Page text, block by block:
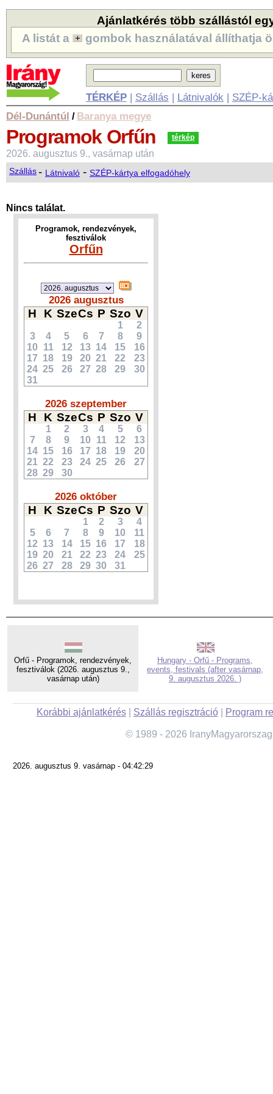
Ajánlatkérés több szállástól
A listát a
gombok használatával állíthatja
TÉRKÉP| Szállás | Látnivalók | SZÉP-
Dél-Dunántúl / Baranya megye
Programok Orfűn térkép
2026. augusztus 9., vasárnap után
Szállás- Látnivaló - SZÉP-kártya elfogadóhely
Nincs találat.
Programok, rendezvények,
fesztiválok
Orfűn
2026 augusztus
H K SzeCs P Szo V
1
2
3
4 5 6 7 8
9
10
11 12 13 14 15
16
17 18 19 20 21 22
23
24 25 26 27 28 29
30
31
2026 szeptember
H K SzeCs P Szo V
1 2 3 4 5
6
7
8 9 10 11 12
13
14 15 16 17 18 19
20
21 22 23 24 25 26
27
28 29 30
2026 október
H K SzeCs P Szo V
1 2 3
4
5
6 7 8 9 10
11
12 13 14 15 16 17
18
19 20 21 22 23 24
25
26 27 28 29 30 31
Orfű - Programok, rendezvények,
fesztiválok (2026. augusztus 9.,
vasárnap után)
Hungary - Orfű - Programs,
events, festivals (after vasárnap,
9. augusztus 2026. )
Korábbi ajánlatkérés| Szállás regisztráció| Program
© 1989 - 2026
2026. augusztus 9. vasárnap - 04:42:29